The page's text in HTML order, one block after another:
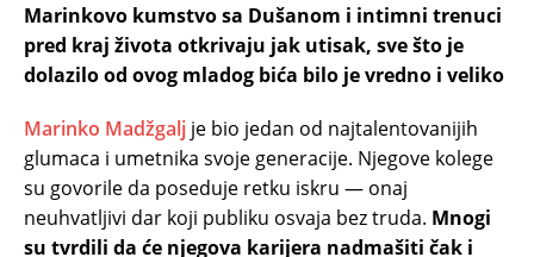
Marinkovo kumstvo sa Dušanom i intimni trenuci
pred kraj života otkrivaju jak utisak, sve što je
dolazilo od ovog mladog bića bilo je vredno i veliko
Marinko Madžgalj je bio jedan od najtalentovanijih
glumaca i umetnika svoje generacije. Njegove kolege
su govorile da poseduje retku iskru — onaj
neuhvatljivi dar koji publiku osvaja bez truda. Mnogi
su tvrdili da će njegova karijera nadmašiti čak i